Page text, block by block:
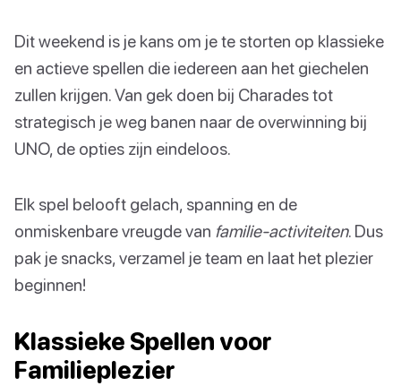
Dit weekend is je kans om je te storten op klassieke
en actieve spellen die iedereen aan het giechelen
zullen krijgen. Van gek doen bij Charades tot
strategisch je weg banen naar de overwinning bij
UNO, de opties zijn eindeloos.
Elk spel belooft gelach, spanning en de
onmiskenbare vreugde van familie-activiteiten. Dus
pak je snacks, verzamel je team en laat het plezier
beginnen!
Klassieke Spellen voor
Familieplezier